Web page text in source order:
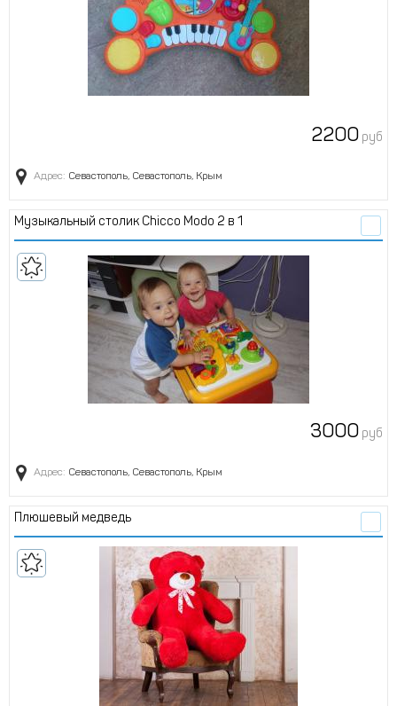
2200 руб
Адрес: Севастополь, Севастополь, Крым
Музыкальный столик Chicco Modo 2 в 1
3000 руб
Адрес: Севастополь, Севастополь, Крым
Плюшевый медведь